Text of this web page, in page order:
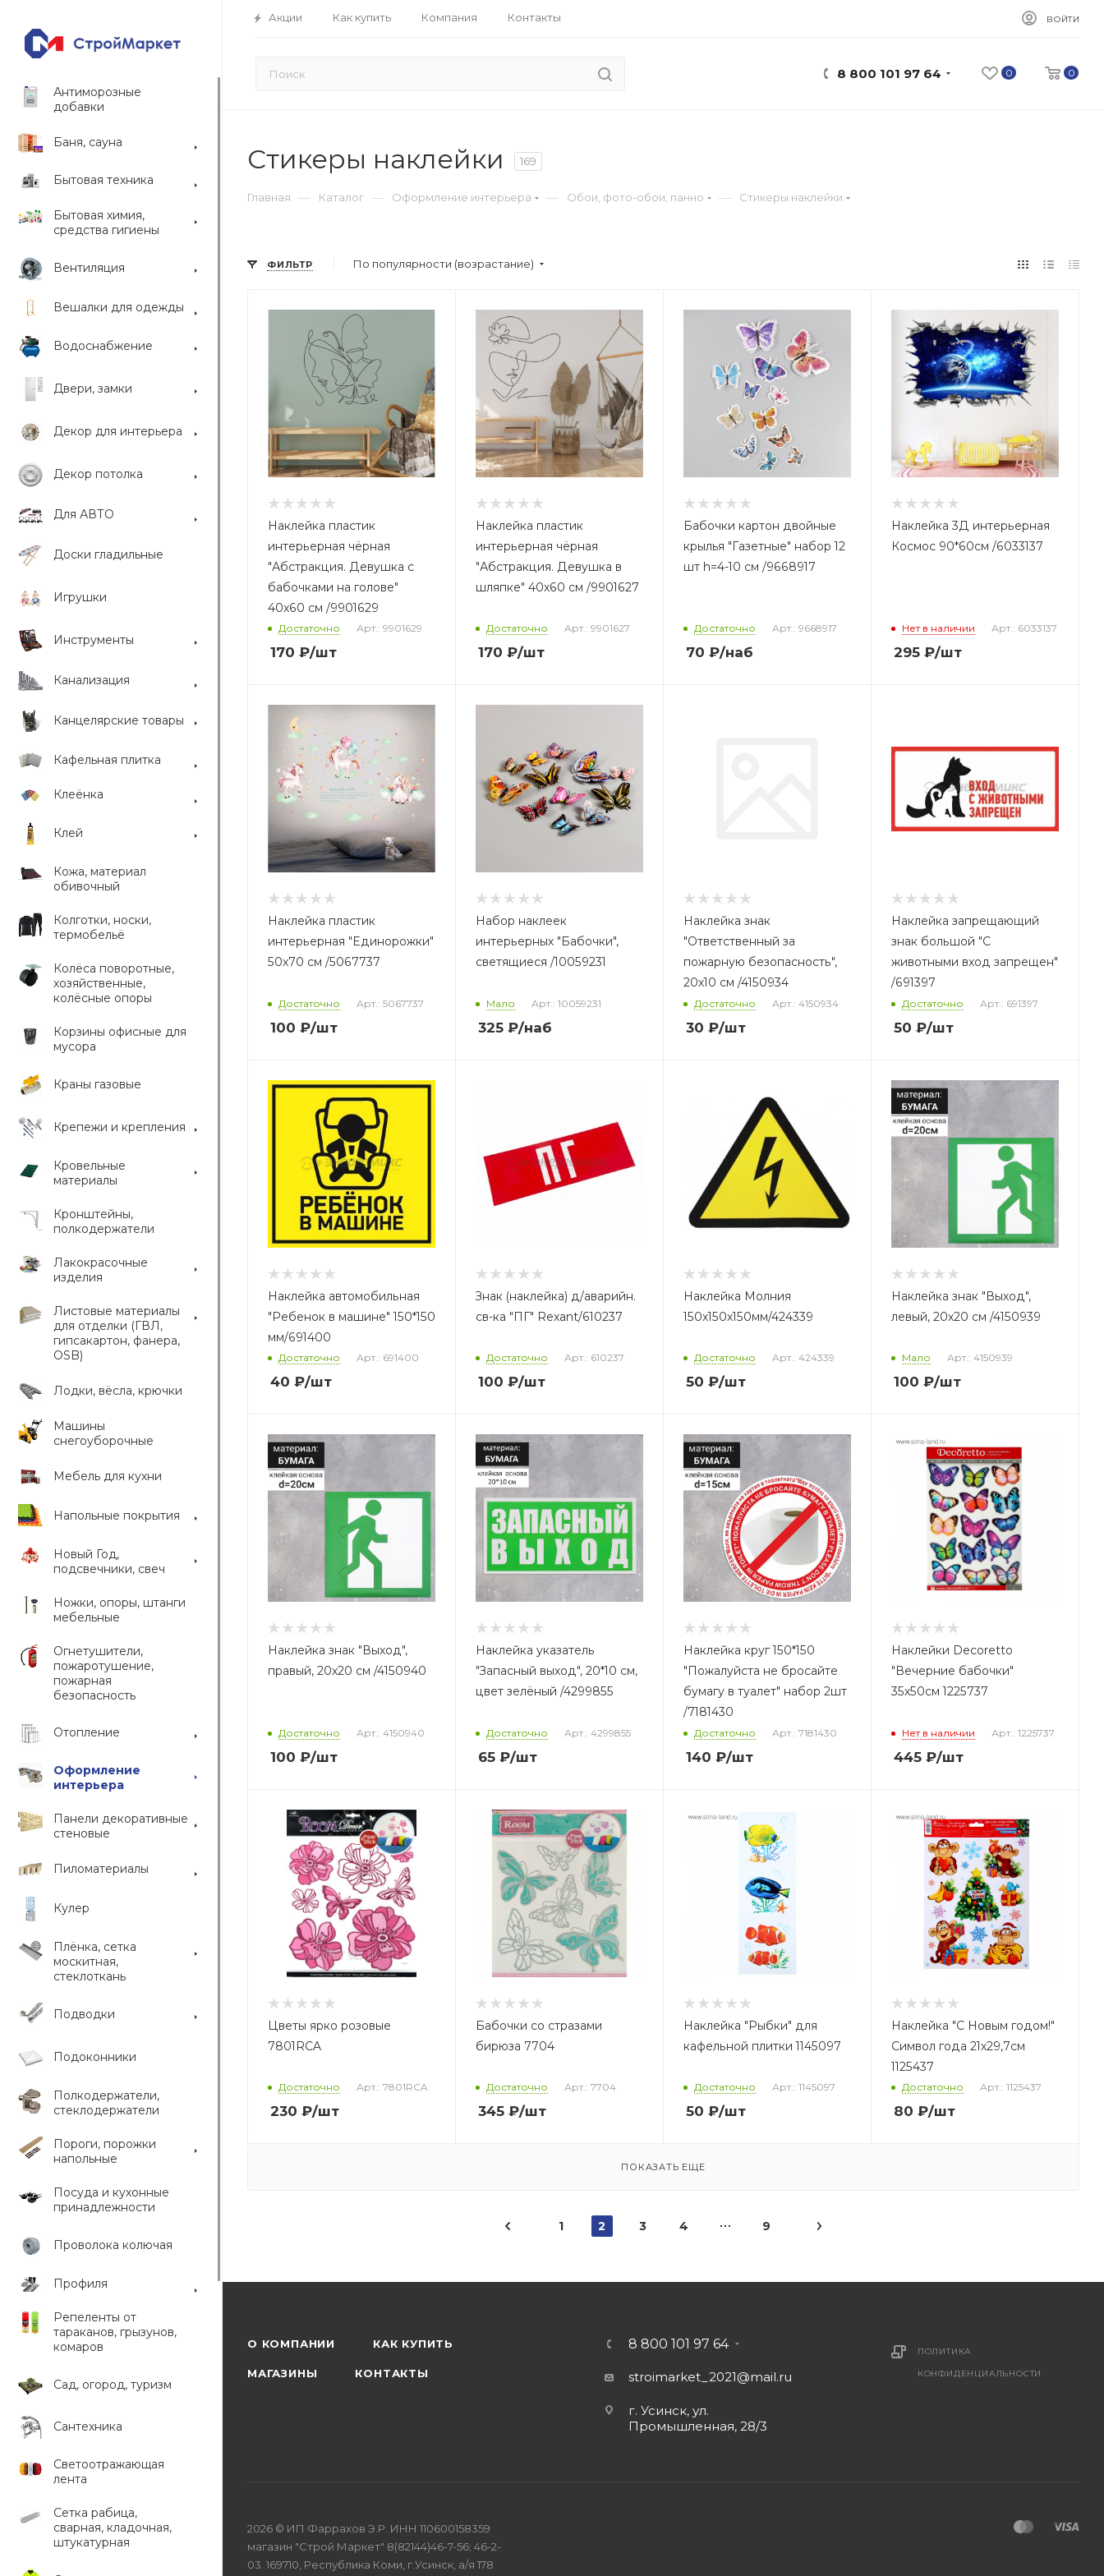
Акции Как купить Компания Контакты ВОЙТИ
0 0
8 800 101 97 64
Антиморозные
добавки
Баня, сауна
Бытовая техника
Бытовая химия,
средства гигиены
Вентиляция
Вешалки для одежды
Водоснабжение
Двери, замки
Декор для интерьера
Декор потолка
Для АВТО
Доски гладильные
Игрушки
Инструменты
Канализация
Канцелярские товары
Кафельная плитка
Клеёнка
Клей
Кожа, материал
обивочный
Колготки, носки,
термобельё
Колёса поворотные,
хозяйственные,
колёсные опоры
Корзины офисные для
мусора
Краны газовые
Крепежи и крепления
Кровельные
материалы
Кронштейны,
полкодержатели
Лакокрасочные
изделия
Листовые материалы
для отделки (ГВЛ,
гипсакартон, фанера,
OSB)
Лодки, вёсла, крючки
Машины
снегоуборочные
Мебель для кухни
Напольные покрытия
Новый Год,
подсвечники, свеч
Ножки, опоры, штанги
мебельные
Огнетушители,
пожаротушение,
пожарная
безопасность
Отопление
Оформление
интерьера
Панели декоративные
стеновые
Пиломатериалы
Кулер
Плёнка, сетка
москитная,
стеклоткань
Подводки
Подоконники
Полкодержатели,
стеклодержатели
Пороги, порожки
напольные
Посуда и кухонные
принадлежности
Проволока колючая
Профиля
Репеленты от
тараканов, грызунов,
комаров
Сад, огород, туризм
Сантехника
Светоотражающая
лента
Сетка рабица,
сварная, кладочная,
штукатурная
Стикеры наклейки 169
Главная — Каталог — Оформление интерьера — Обои, фото-обои, панно — Стикеры наклейки
ФИЛЬТР По популярности (возрастание)
Наклейка пластик
интерьерная чёрная
"Абстракция. Девушка с
бабочками на голове"
40x60 см /9901629
Достаточно Арт.: 9901629
170 ₽/шт
Наклейка пластик
интерьерная чёрная
"Абстракция. Девушка в
шляпке" 40x60 см /9901627
Достаточно Арт.: 9901627
170 ₽/шт
Бабочки картон двойные
крылья "Газетные" набор 12
шт h=4-10 см /9668917
Достаточно Арт.: 9668917
70 ₽/наб
Наклейка 3Д интерьерная
Космос 90*60см /6033137
Нет в наличии Арт.: 6033137
295 ₽/шт
Наклейка пластик
интерьерная "Единорожки"
50х70 см /5067737
Достаточно Арт.: 5067737
100 ₽/шт
Набор наклеек
интерьерных "Бабочки",
светящиеся /10059231
Мало Арт.: 10059231
325 ₽/наб
Наклейка знак
"Ответственный за
пожарную безопасность",
20х10 см /4150934
Достаточно Арт.: 4150934
30 ₽/шт
Наклейка запрещающий
знак большой "С
животными вход запрещен"
/691397
Достаточно Арт.: 691397
50 ₽/шт
Наклейка автомобильная
"Ребенок в машине" 150*150
мм/691400
Достаточно Арт.: 691400
40 ₽/шт
Знак (наклейка) д/аварийн.
св-ка "ПГ" Rexant/610237
Достаточно Арт.: 610237
100 ₽/шт
Наклейка Молния
150х150х150мм/424339
Достаточно Арт.: 424339
50 ₽/шт
Наклейка знак "Выход",
левый, 20х20 см /4150939
Мало Арт.: 4150939
100 ₽/шт
Наклейка знак "Выход",
правый, 20х20 см /4150940
Достаточно Арт.: 4150940
100 ₽/шт
Наклейка указатель
"Запасный выход", 20*10 см,
цвет зелёный /4299855
Достаточно Арт.: 4299855
65 ₽/шт
Наклейка круг 150*150
"Пожалуйста не бросайте
бумагу в туалет" набор 2шт
/7181430
Достаточно Арт.: 7181430
140 ₽/шт
Наклейки Decoretto
"Вечерние бабочки"
35х50см 1225737
Нет в наличии Арт.: 1225737
445 ₽/шт
Цветы ярко розовые
7801RCA
Достаточно Арт.: 7801RCA
230 ₽/шт
Бабочки со стразами
бирюза 7704
Достаточно Арт.: 7704
345 ₽/шт
Наклейка "Рыбки" для
кафельной плитки 1145097
Достаточно Арт.: 1145097
50 ₽/шт
Наклейка "С Новым годом!"
Символ года 21х29,7см
1125437
Достаточно Арт.: 1125437
80 ₽/шт
ПОКАЗАТЬ ЕЩЕ
1 2 3 4 9
О КОМПАНИИ КАК КУПИТЬ
МАГАЗИНЫ КОНТАКТЫ
8 800 101 97 64
stroimarket_2021@mail.ru
г. Усинск, ул.
Промышленная, 28/3
ПОЛИТИКА
КОНФИДЕНЦИАЛЬНОСТИ
2026 © ИП Фаррахов Э.Р. ИНН 110600158359
магазин "Строй Маркет" 8(82144)46-7-56; 46-2-
03. 169710, Республика Коми, г.Усинск, а/я 178